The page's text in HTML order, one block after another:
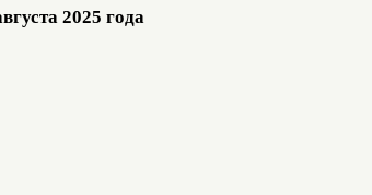
2025 года